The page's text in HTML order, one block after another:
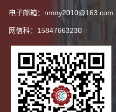
电子邮箱：nmny2010@163.com
网信科：15847663230